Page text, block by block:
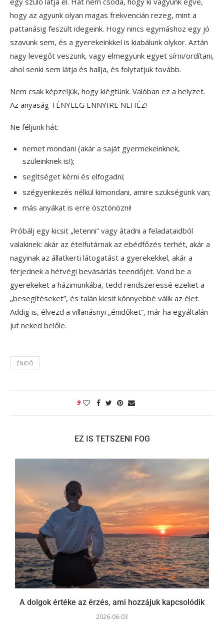
hogy az agyunk olyan magas frekvencián rezeg, mint a
pattanásig feszült idegeink. Hogy nincs egymáshoz egy jó
szavunk sem, és a gyerekeinkkel is kiabálunk olykor. Aztán
nagy levegőt veszünk, vagy elmegyünk egyet sírni/ordítani,
ahol senki sem látja és hallja, és folytatjuk tovább.
Nem csak képzeljük, hogy kiégtünk. Valóban ez a helyzet.
Az anyaság TÉNYLEG ENNYIRE NEHÉZ!
Ne féljünk hát:
nemet mondani (akár a saját gyermekeinknek,
szüleinknek is!);
segítséget kérni és elfogadni;
szégyenkezés nélkül kimondani, amire szükségünk van;
más anyákat is erre ösztönözni!
Próbálj egy kicsit „letenni” vagy átadni a feladataidból
valakinek: akár az ételfutárnak az ebédfőzés terhét, akár a
nagyinak az állatkerti látogatást a gyerekekkel, akár a
férjednek a hétvégi bevásárlás teendőjét. Vond be a
gyerekeket a házimunkába, tedd rendszeressé ezeket a
„besegítéseket”, és talán kicsit könnyebbé válik az élet.
Addig is, élvezd a villanásnyi „énidőket”, már ha egyáltalán
jut neked belőle.
ÉNIDŐ
9
EZ IS TETSZENI FOG
A dolgok értéke az érzés, ami hozzájuk kapcsolódik
2026-06-03